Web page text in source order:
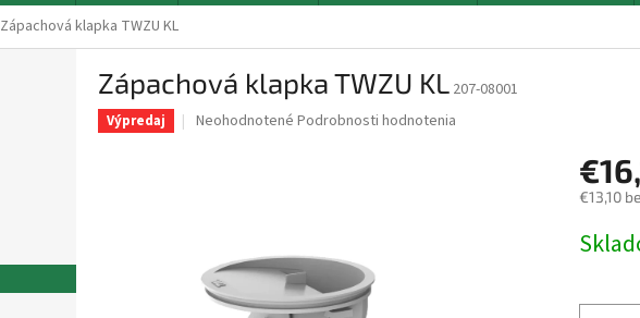
Zápachová klapka TWZU KL
Zápachová klapka TWZU KL 207-08001
Výpredaj
Priemerné
hviezdičiek.
Neohodnotené Podrobnosti hodnotenia
€13,10
cena: